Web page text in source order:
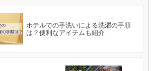
ホテルでの手洗いによる洗濯の手順
は？便利なアイテムも紹介